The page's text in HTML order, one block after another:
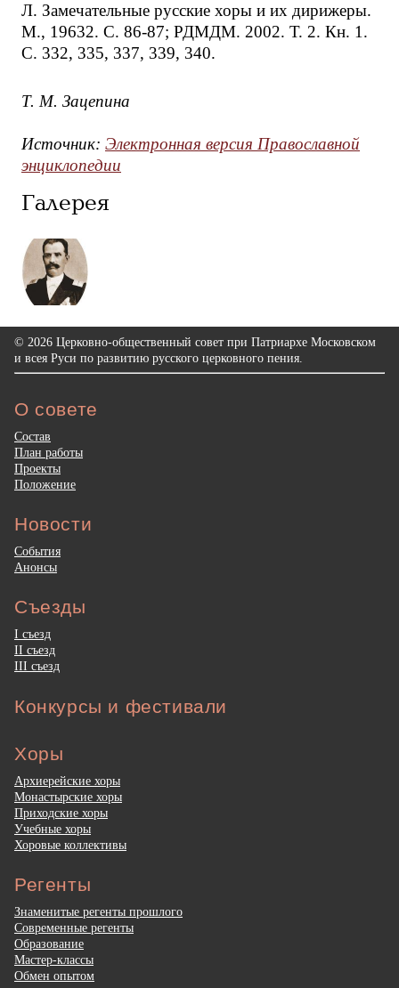
Л. Замечательные русские хоры и их дирижеры.
М., 19632. С. 86-87; РДМДМ. 2002. Т. 2. Кн. 1.
С. 332, 335, 337, 339, 340.
Т. М. Зацепина
Источник: Электронная версия Православной
энциклопедии
Галерея
© 2026 Церковно-общественный совет при Патриархе Московском
и всея Руси по развитию русского церковного пения.
О совете
Состав
План работы
Проекты
Положение
Новости
События
Анонсы
Съезды
I съезд
II съезд
III съезд
Конкурсы и фестивали
Хоры
Архиерейские хоры
Монастырские хоры
Приходские хоры
Учебные хоры
Хоровые коллективы
Регенты
Знаменитые регенты прошлого
Современные регенты
Образование
Мастер-классы
Обмен опытом